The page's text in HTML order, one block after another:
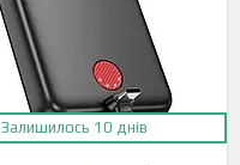
Залишилось 10 днів